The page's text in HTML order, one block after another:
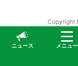
ニュース メニュー
Copyright